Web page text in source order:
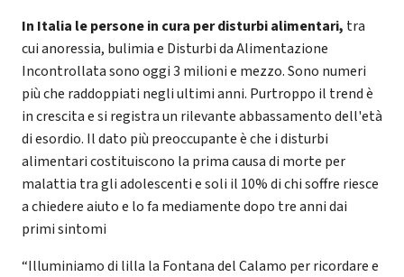
In Italia le persone in cura per disturbi alimentari, tra
cui anoressia, bulimia e Disturbi da Alimentazione
Incontrollata sono oggi 3 milioni e mezzo. Sono numeri
più che raddoppiati negli ultimi anni. Purtroppo il trend è
in crescita e si registra un rilevante abbassamento dell'età
di esordio. Il dato più preoccupante è che i disturbi
alimentari costituiscono la prima causa di morte per
malattia tra gli adolescenti e soli il 10% di chi soffre riesce
a chiedere aiuto e lo fa mediamente dopo tre anni dai
primi sintomi
“Illuminiamo di lilla la Fontana del Calamo per ricordare e